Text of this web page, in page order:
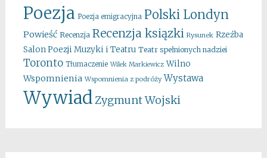
Poezja Poezja emigracyjna Polski Londyn
Powieść Recenzja Recenzja ksiązki Rysunek Rzeźba
Salon Poezji Muzyki i Teatru Teatr spełnionych nadziei
Toronto Tłumaczenie Wilek Markiewicz Wilno
Wspomnienia Wspomnienia z podróży Wystawa
WywiadZygmunt Wojski